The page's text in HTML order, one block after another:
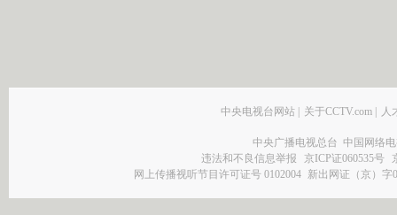
中央电视台网站 关于CCTV.com 人
中央广播电视总台 中国网络
违法和不良信息举报
京ICP证060535号
网上传播视听节目许可证号 0102004 新出网证（京）